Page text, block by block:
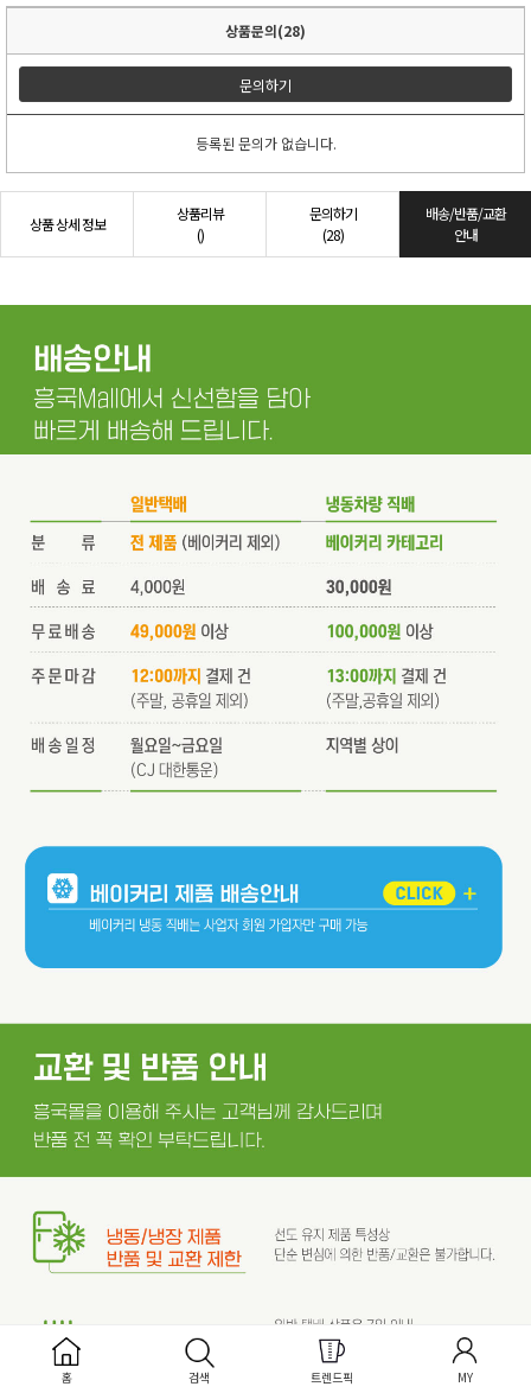
상품문의(28)
문의하기
등록된 문의가 없습니다.
상품 상세 정보
상품리뷰
()
문의하기
(28)
배송/반품/교환
안내
홈 검색 트렌드픽 MY